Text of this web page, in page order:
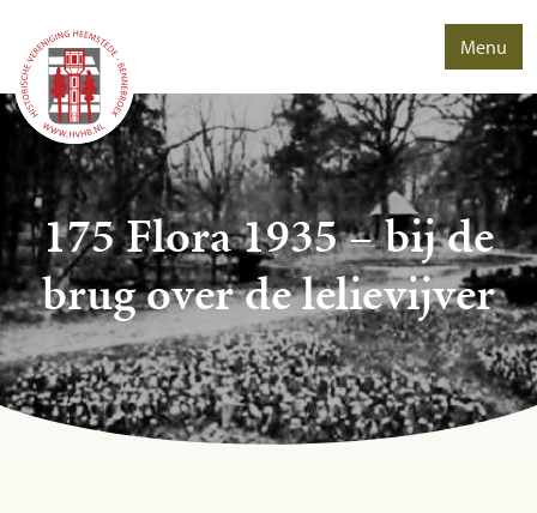
Menu
175 Flora 1935 – bij de
brug over de lelievijver